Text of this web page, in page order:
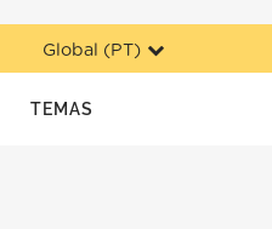
Global (PT)
TEMAS